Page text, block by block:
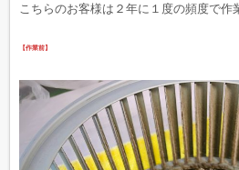
こちらのお客様は２年に１度の頻度で作
【作業前】